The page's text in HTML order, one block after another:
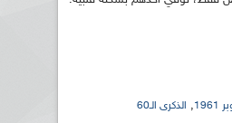
, الذكرى الـ60